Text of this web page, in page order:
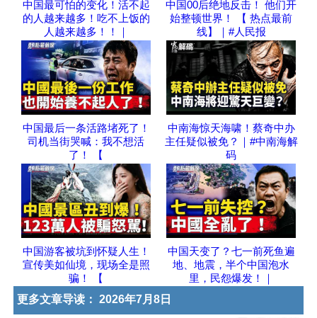
中国最可怕的变化！活不起
的人越来越多！吃不上饭的
人越来越多！！｜
中国00后绝地反击！ 他们开
始整顿世界！ 【 热点最前
线】｜#人民报
中国最后一条活路堵死了！
司机当街哭喊：我不想活
了！ 【
中南海惊天海啸！蔡奇中办
主任疑似被免？｜#中南海解
码
中国游客被坑到怀疑人生！
宣传美如仙境，现场全是照
骗！ 【
中国天变了？七一前死鱼遍
地、地震，半个中国泡水
里，民怨爆发！｜
更多文章导读： 2026年7月8日